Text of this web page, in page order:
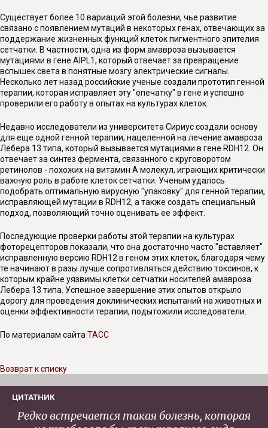
Существует более 10 вариаций этой болезни, чье развитие
связано с появлением мутаций в некоторых генах, отвечающих за
поддержание жизненных функций клеток пигментного эпителия
сетчатки. В частности, одна из форм амавроза вызывается
мутациями в гене AIPL1, который отвечает за превращение
вспышек света в понятные мозгу электрические сигналы.
Несколько лет назад российские ученые создали прототип генной
терапии, которая исправляет эту "опечатку" в гене и успешно
проверили его работу в опытах на культурах клеток.
Недавно исследователи из университета Сириус создали основу
для еще одной генной терапии, нацеленной на лечение амавроза
Лебера 13 типа, который вызывается мутациями в гене RDH12. Он
отвечает за синтез фермента, связанного с круговоротом
ретинолов - похожих на витамин А молекул, играющих критически
важную роль в работе клеток сетчатки. Ученым удалось
подобрать оптимальную вирусную "упаковку" для генной терапии,
исправляющей мутации в RDH12, а также создать специальный
подход, позволяющий точно оценивать ее эффект.
Последующие проверки работы этой терапии на культурах
фоторецепторов показали, что она достаточно часто "вставляет"
исправленную версию RDH12 в геном этих клеток, благодаря чему
те начинают в разы лучше сопротивляться действию токсинов, к
которым крайне уязвимы клетки сетчатки носителей амавроза
Лебера 13 типа. Успешное завершение этих опытов открыло
дорогу для проведения доклинических испытаний на животных и
оценки эффективности терапии, подытожили исследователи.
По материалам сайта ТАСС
Возврат к списку
ЦИТАТНИК
Редко встречается такая болезнь, которая